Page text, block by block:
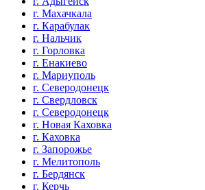
г. Махачкала
г. Карабулак
г. Нальчик
г. Горловка
г. Енакиево
г. Мариуполь
г. Северодонецк
г. Свердловск
г. Северодонецк
г. Новая Каховка
г. Каховка
г. Запорожье
г. Мелитополь
г. Бердянск
г. Керчь